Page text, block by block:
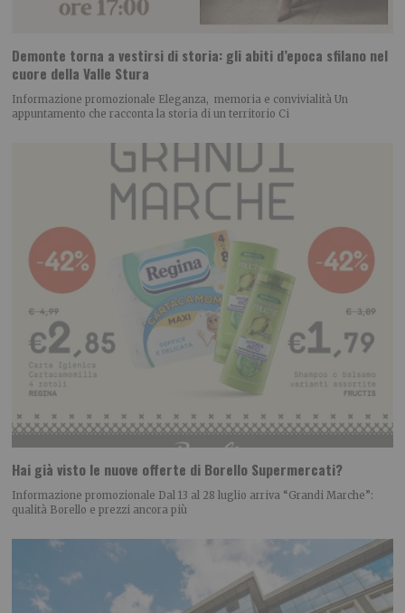
Demonte torna a vestirsi di storia: gli abiti d’epoca sfilano nel
cuore della Valle Stura
Informazione promozionale Eleganza, memoria e convivialità Un
appuntamento che racconta la storia di un territorio Ci
Hai già visto le nuove offerte di Borello Supermercati?
Informazione promozionale Dal 13 al 28 luglio arriva “Grandi Marche”:
qualità Borello e prezzi ancora più